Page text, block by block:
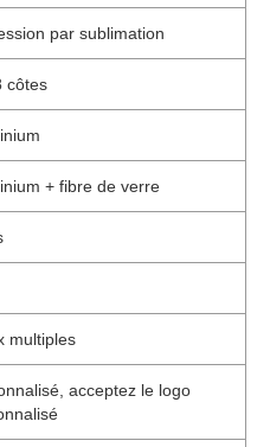
par sublimation
côtes
+ fibre de verre
multiples
acceptez le logo